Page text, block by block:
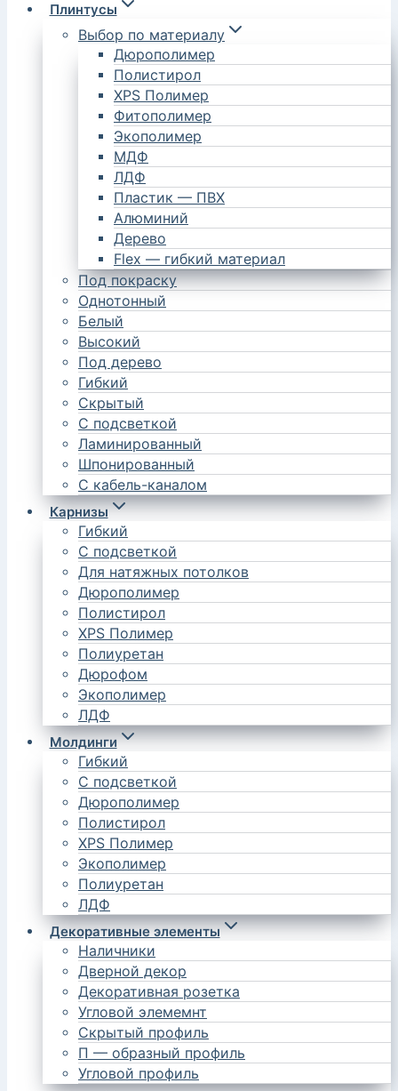
Плинтусы
Выбор по материалу
Дюрополимер
Полистирол
XPS Полимер
Фитополимер
Экополимер
МДФ
ЛДФ
Пластик — ПВХ
Алюминий
Дерево
Flex — гибкий материал
Под покраску
Однотонный
Белый
Высокий
Под дерево
Гибкий
Скрытый
С подсветкой
Ламинированный
Шпонированный
С кабель-каналом
Карнизы
Гибкий
С подсветкой
Для натяжных потолков
Дюрополимер
Полистирол
XPS Полимер
Полиуретан
Дюрофом
Экополимер
ЛДФ
Молдинги
Гибкий
С подсветкой
Дюрополимер
Полистирол
XPS Полимер
Экополимер
Полиуретан
ЛДФ
Декоративные элементы
Наличники
Дверной декор
Декоративная розетка
Угловой элемемнт
Скрытый профиль
П — образный профиль
Угловой профиль